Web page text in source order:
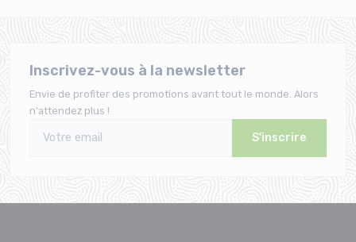
Inscrivez-vous à la newsletter
Envie de profiter des promotions avant tout le monde. Alors
n'attendez plus !
S'inscrire